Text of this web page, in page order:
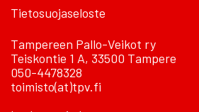
Tietosuojaseloste
Tampereen Pallo-Veikot ry
Teiskontie 1 A, 33500 Tampere
050-4478328
toimisto(at)tpv.fi